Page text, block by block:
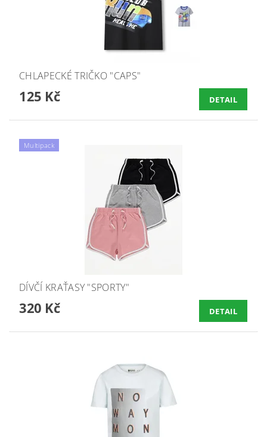
CHLAPECKÉ TRIČKO "CAPS"
125 Kč DETAIL
Multipack
DÍVČÍ KRAŤASY "SPORTY"
320 Kč DETAIL